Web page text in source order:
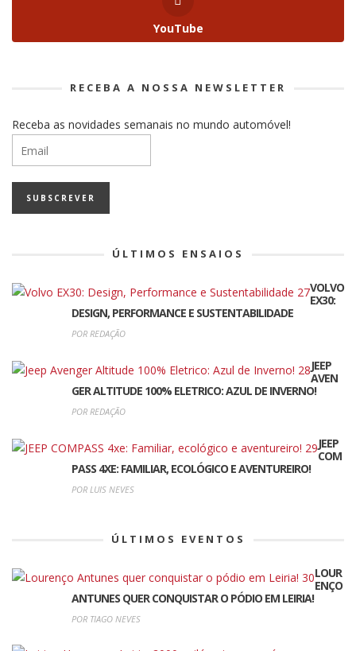
YouTube
RECEBA A NOSSA NEWSLETTER
Receba as novidades semanais no mundo automóvel!
ÚLTIMOS ENSAIOS
VOLVO
EX30:
DESIGN, PERFORMANCE E SUSTENTABILIDADE
POR REDAÇÃO
JEEP
AVEN
GER ALTITUDE 100% ELETRICO: AZUL DE INVERNO!
POR REDAÇÃO
JEEP
COM
PASS 4XE: FAMILIAR, ECOLÓGICO E AVENTUREIRO!
POR LUIS NEVES
ÚLTIMOS EVENTOS
LOUR
ENÇO
ANTUNES QUER CONQUISTAR O PÓDIO EM LEIRIA!
POR TIAGO NEVES